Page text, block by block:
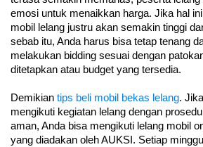
emosi untuk menaikkan harga. Jika hal
mobil lelang justru akan semakin tinggi
sebab itu, Anda harus bisa tetap tenang
melakukan bidding sesuai dengan
ditetapkan atau budget yang tersedia.
Demikian tips beli mobil bekas lelang.
mengikuti kegiatan lelang dengan
aman, Anda bisa mengikuti lelang mobil
yang diadakan oleh AUKSI. Setiap